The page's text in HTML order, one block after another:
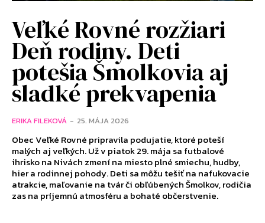
Veľké Rovné rozžiari
Deň rodiny. Deti
potešia Šmolkovia aj
sladké prekvapenia
ERIKA FILEKOVÁ - 25. MÁJA 2026
Obec Veľké Rovné pripravila podujatie, ktoré poteší
malých aj veľkých. Už v piatok 29. mája sa futbalové
ihrisko na Nivách zmení na miesto plné smiechu, hudby,
hier a rodinnej pohody. Deti sa môžu tešiť na nafukovacie
atrakcie, maľovanie na tvár či obľúbených Šmolkov, rodičia
zas na príjemnú atmosféru a bohaté občerstvenie.